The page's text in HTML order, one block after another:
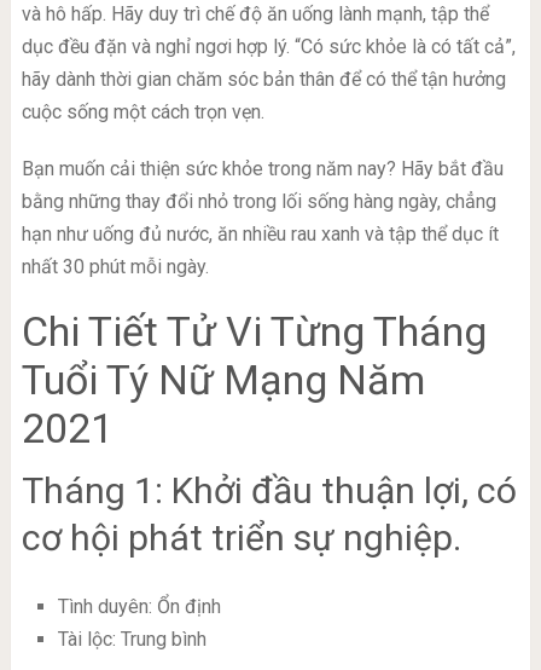
và hô hấp. Hãy duy trì chế độ ăn uống lành mạnh, tập thể
dục đều đặn và nghỉ ngơi hợp lý. “Có sức khỏe là có tất cả”,
hãy dành thời gian chăm sóc bản thân để có thể tận hưởng
cuộc sống một cách trọn vẹn.
Bạn muốn cải thiện sức khỏe trong năm nay? Hãy bắt đầu
bằng những thay đổi nhỏ trong lối sống hàng ngày, chẳng
hạn như uống đủ nước, ăn nhiều rau xanh và tập thể dục ít
nhất 30 phút mỗi ngày.
Chi Tiết Tử Vi Từng Tháng
Tuổi Tý Nữ Mạng Năm
2021
Tháng 1: Khởi đầu thuận lợi, có
cơ hội phát triển sự nghiệp.
Tình duyên: Ổn định
Tài lộc: Trung bình